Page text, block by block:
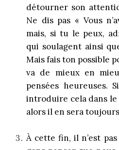
détourner son
Ne dis pas « Vous
mais, si tu le peux,
qui soulagent ainsi
Mais fais ton possible
va de mieux en
pensées heureuses.
introduire cela dans
alors il en sera
À cette fin, il n’est